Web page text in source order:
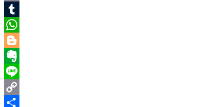
Email
Tumblr
WhatsApp
Blogger
Evernote
Line
Copy